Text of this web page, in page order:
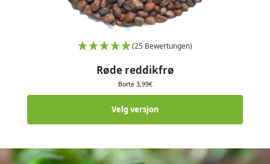
(25 Bewertungen)
Røde reddikfrø
Borte 3,99€
Velg versjon